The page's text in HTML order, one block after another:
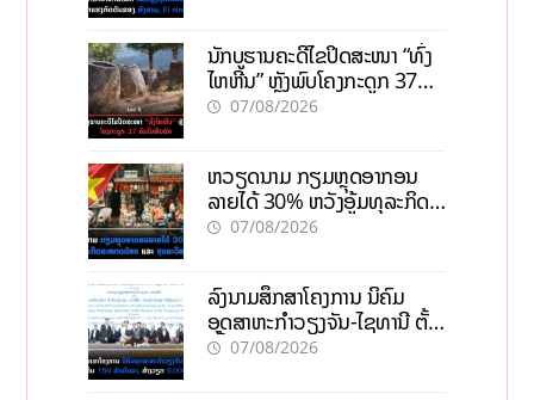
ນັກບູຮານຄະດີໄຂປິດສະໜາ “ທົ່ງ
ໄຫຫີນ” ຫຼັງພົບໂຄງກະດູກ 37
ຄົນໃນຫີນຍັກ
07/08/2026
ຫວຽດນາມ ກຽມຫຼຸດອາກອນ
ລາຍໄດ້ 30% ຫວັງອູ້ມທຸລະກິດ
ຂະໜາດນ້ອຍ ແລະ ຈຸນລະ
07/08/2026
ລົງນາມສຶກສາໂຄງການ ນິຄົມ
ອຸດສາຫະກຳວຽງຈັນ-ໄຊທານີ ຕັ້ງ
ເປົ້າດຶງທຶນ 150 ລ້ານໂດລາ, ສ້າງ
07/08/2026